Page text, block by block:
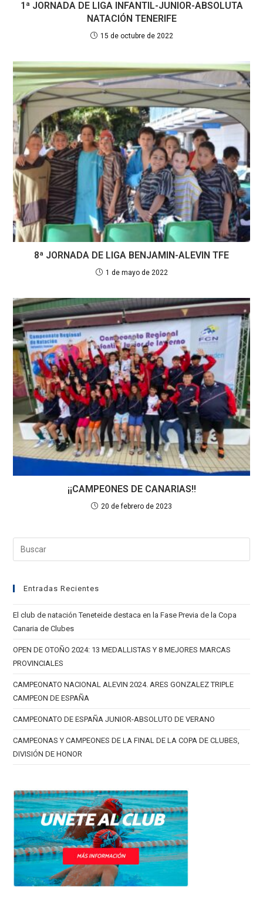
1ª JORNADA DE LIGA INFANTIL-JUNIOR-ABSOLUTA
NATACIÓN TENERIFE
15 de octubre de 2022
8ª JORNADA DE LIGA BENJAMIN-ALEVIN TFE
1 de mayo de 2022
¡¡CAMPEONES DE CANARIAS!!
20 de febrero de 2023
Entradas Recientes
El club de natación Teneteide destaca en la Fase Previa de la Copa
Canaria de Clubes
OPEN DE OTOÑO 2024: 13 MEDALLISTAS Y 8 MEJORES MARCAS
PROVINCIALES
CAMPEONATO NACIONAL ALEVIN 2024. ARES GONZALEZ TRIPLE
CAMPEON DE ESPAÑA
CAMPEONATO DE ESPAÑA JUNIOR-ABSOLUTO DE VERANO
CAMPEONAS Y CAMPEONES DE LA FINAL DE LA COPA DE CLUBES,
DIVISIÓN DE HONOR